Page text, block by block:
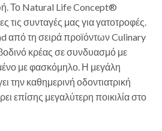
Το Natural Life Concept®
τις συνταγές μας για γατοτροφές.
από τη σειρά προϊόντων Culinary
κρέας σε συνδυασμό με
με φασκόμηλο. Η μεγάλη
την καθημερινή οδοντιατρική
επίσης μεγαλύτερη ποικιλία στο